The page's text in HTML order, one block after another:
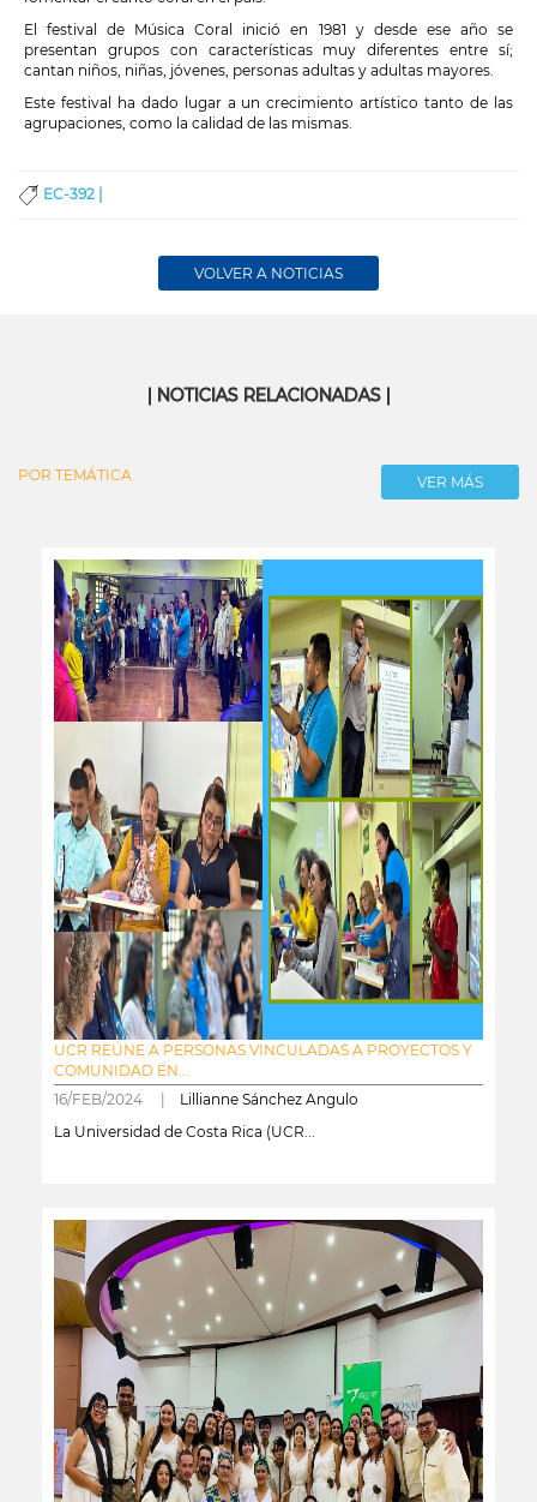
El festival de Música Coral inició en 1981 y desde ese año se
presentan grupos con características muy diferentes entre sí;
cantan niños, niñas, jóvenes, personas adultas y adultas mayores.
Este festival ha dado lugar a un crecimiento artístico tanto de las
agrupaciones, como la calidad de las mismas.
EC-392 |
VOLVER A NOTICIAS
| NOTICIAS RELACIONADAS |
POR TEMÁTICA VER MÁS
UCR REÚNE A PERSONAS VINCULADAS A PROYECTOS Y
COMUNIDAD EN...
16/FEB/2024 | Lillianne Sánchez Angulo
La Universidad de Costa Rica (UCR...